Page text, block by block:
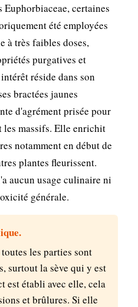
certaines
été employées
à très faibles doses,
purgatives et
réside dans son
bractées jaunes
d'agrément prisée pour
massifs. Elle enrichit
notamment en début de
plantes fleurissent.
aucun usage culinaire ni
générale.
les parties sont
surtout la sève qui y est
est établi avec elle, cela
et brûlures. Si elle